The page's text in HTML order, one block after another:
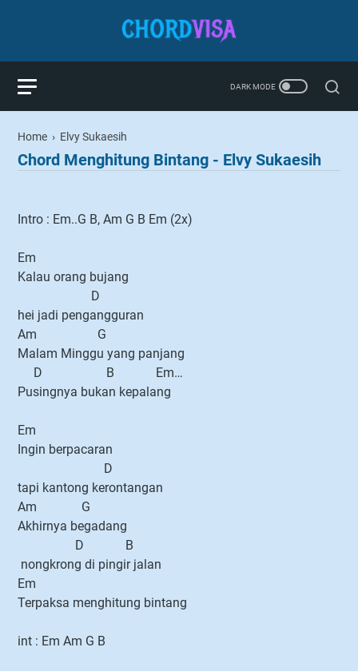
Home › Elvy Sukaesih
Chord Menghitung Bintang - Elvy Sukaesih
Intro : Em..G B, Am G B Em (2x)
Em
Kalau orang bujang
D
hei jadi pengangguran
Am G
Malam Minggu yang panjang
D B Em…
Pusingnya bukan kepalang
Em
Ingin berpacaran
D
tapi kantong kerontangan
Am G
Akhirnya begadang
D B
nongkrong di pingir jalan
Em
Terpaksa menghitung bintang
int : Em Am G B